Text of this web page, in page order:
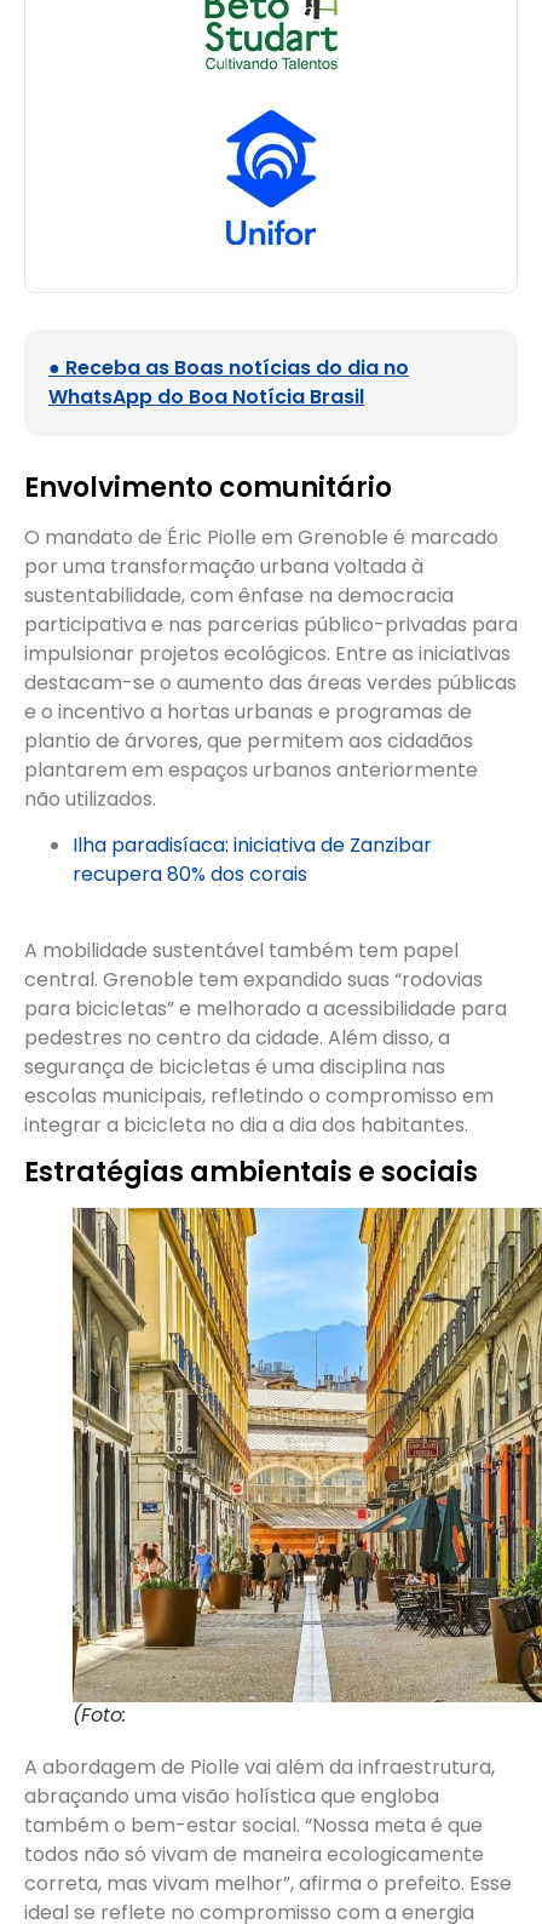
● Receba as Boas notícias do dia no
WhatsApp do Boa Notícia Brasil
Envolvimento comunitário
O mandato de Éric Piolle em Grenoble é marcado
por uma transformação urbana voltada à
sustentabilidade, com ênfase na democracia
participativa e nas parcerias público-privadas para
impulsionar projetos ecológicos. Entre as iniciativas
destacam-se o aumento das áreas verdes públicas
e o incentivo a hortas urbanas e programas de
plantio de árvores, que permitem aos cidadãos
plantarem em espaços urbanos anteriormente
não utilizados.
Ilha paradisíaca: iniciativa de Zanzibar
recupera 80% dos corais
A mobilidade sustentável também tem papel
central. Grenoble tem expandido suas “rodovias
para bicicletas” e melhorado a acessibilidade para
pedestres no centro da cidade. Além disso, a
segurança de bicicletas é uma disciplina nas
escolas municipais, refletindo o compromisso em
integrar a bicicleta no dia a dia dos habitantes.
Estratégias ambientais e sociais
(Foto:
A abordagem de Piolle vai além da infraestrutura,
abraçando uma visão holística que engloba
também o bem-estar social. “Nossa meta é que
todos não só vivam de maneira ecologicamente
correta, mas vivam melhor”, afirma o prefeito. Esse
ideal se reflete no compromisso com a energia